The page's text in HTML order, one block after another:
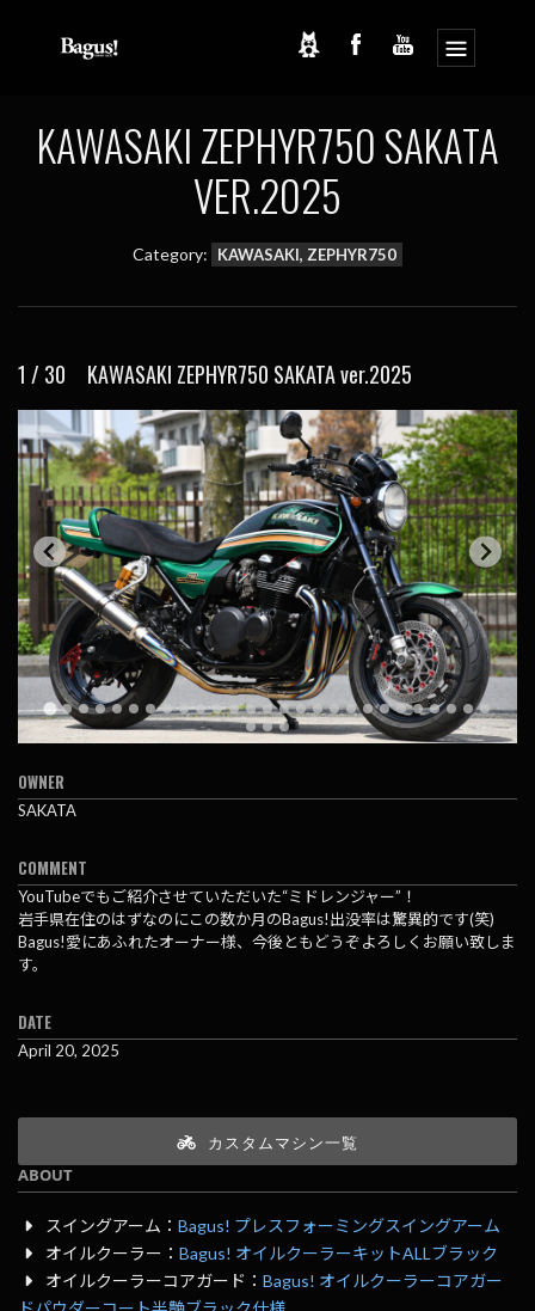
KAWASAKI ZEPHYR750 SAKATA
VER.2025
Category: KAWASAKI, ZEPHYR750
1 / 30 KAWASAKI ZEPHYR750 SAKATA ver.2025
OWNER
SAKATA
COMMENT
YouTubeでもご紹介させていただいた“ミドレンジャー”！
岩手県在住のはずなのにこの数か月のBagus!出没率は驚異的です(笑)
Bagus!愛にあふれたオーナー様、今後ともどうぞよろしくお願い致しま
す。
DATE
April 20, 2025
カスタムマシン一覧
ABOUT
スイングアーム：Bagus! プレスフォーミングスイングアーム
オイルクーラー：Bagus! オイルクーラーキットALLブラック
オイルクーラーコアガード：Bagus! オイルクーラーコアガー